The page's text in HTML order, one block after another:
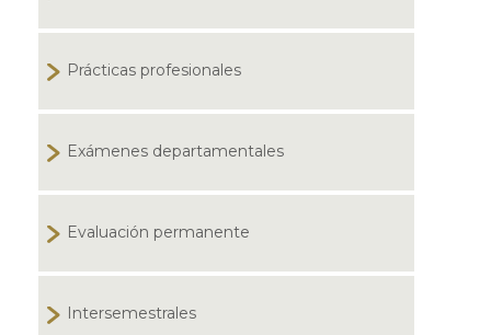
Prácticas profesionales
Exámenes departamentales
Evaluación permanente
Intersemestrales